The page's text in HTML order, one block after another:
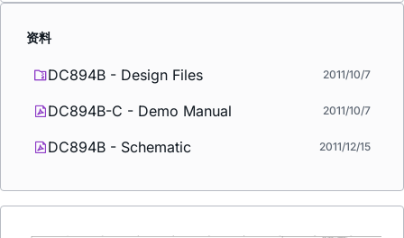
资料
DC894B - Design Files 2011/10/7
DC894B-C - Demo Manual 2011/10/7
DC894B - Schematic 2011/12/15